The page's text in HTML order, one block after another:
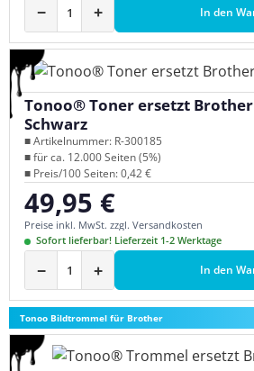
− + In den
Tonoo® Toner ersetzt Brother
Schwarz
■ Artikelnummer: R-300185
■ für ca. 12.000 Seiten (5%)
■ Preis/100 Seiten: 0,42 €
Regulärer Preis:
49,95 €
Preise inkl. MwSt. zzgl. Versandkosten
Sofort lieferbar! Lieferzeit 1-2 Werktage
− + In den
Tonoo Bildtrommel für Brother